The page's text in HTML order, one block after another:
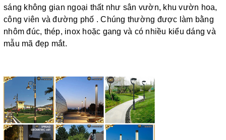
sáng không gian ngoại thất như sân vườn, khu vườn hoa,
công viên và đường phố . Chúng thường được làm bằng
nhôm đúc, thép, inox hoặc gang và có nhiều kiểu dáng và
mẫu mã đẹp mắt.